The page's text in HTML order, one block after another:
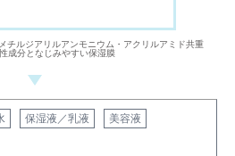
チルジアリルアンモニウム・アクリルアミド共重
成分となじみやすい保湿膜
保湿液／乳液 美容液